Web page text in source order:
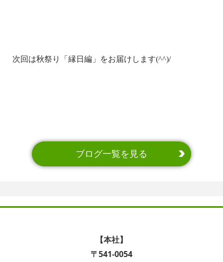
次回は秋祭り「縁日編」をお届けします(^^)/
ブログ一覧を見る
【本社】
〒541-0054